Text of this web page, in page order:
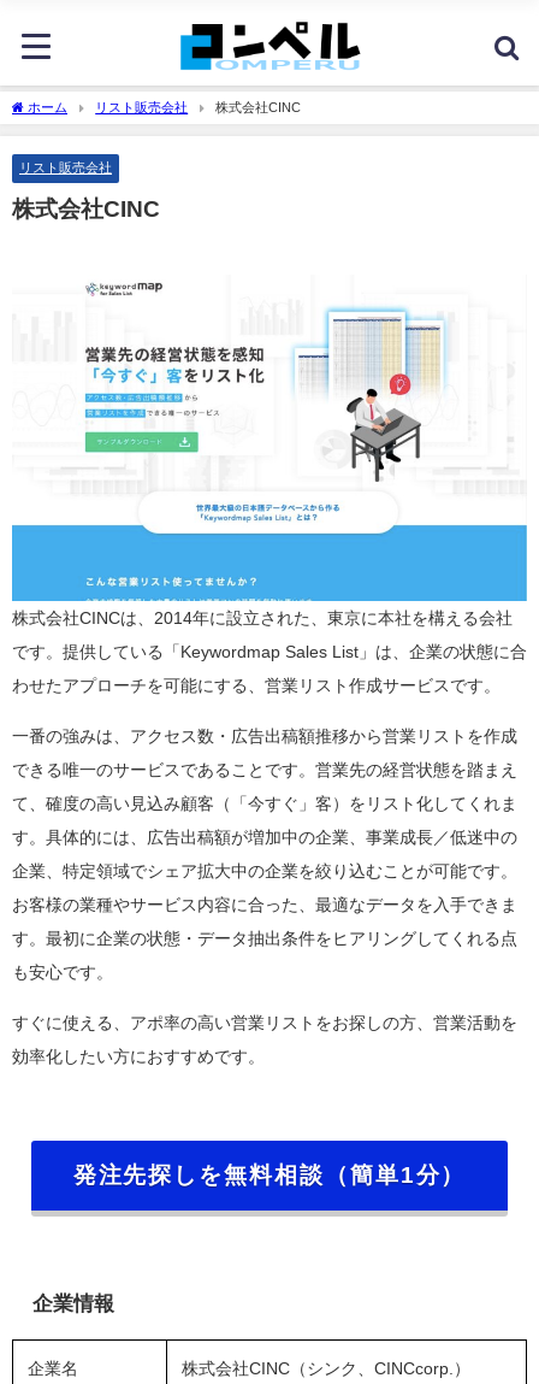
ホーム リスト販売会社 株式会社CINC
リスト販売会社
株式会社CINC
株式会社CINCは、2014年に設立された、東京に本社を構える会社
です。提供している「Keywordmap Sales List」は、企業の状態に合
わせたアプローチを可能にする、営業リスト作成サービスです。
一番の強みは、アクセス数・広告出稿額推移から営業リストを作成
できる唯一のサービスであることです。営業先の経営状態を踏まえ
て、確度の高い見込み顧客（「今すぐ」客）をリスト化してくれま
す。具体的には、広告出稿額が増加中の企業、事業成長／低迷中の
企業、特定領域でシェア拡大中の企業を絞り込むことが可能です。
お客様の業種やサービス内容に合った、最適なデータを入手できま
す。最初に企業の状態・データ抽出条件をヒアリングしてくれる点
も安心です。
すぐに使える、アポ率の高い営業リストをお探しの方、営業活動を
効率化したい方におすすめです。
発注先探しを無料相談（簡単1分）
企業情報
企業名 株式会社CINC（シンク、CINCcorp.）